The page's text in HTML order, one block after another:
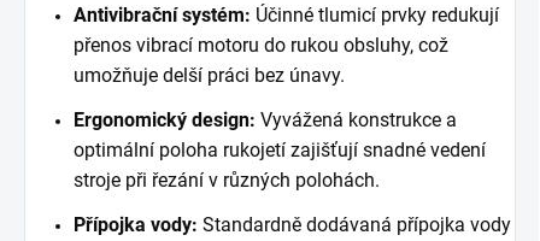
Antivibrační systém: Účinné tlumicí prvky redukují
přenos vibrací motoru do rukou obsluhy, což
umožňuje delší práci bez únavy.
Ergonomický design: Vyvážená konstrukce a
optimální poloha rukojetí zajišťují snadné vedení
stroje při řezání v různých polohách.
Přípojka vody: Standardně dodávaná přípojka vody